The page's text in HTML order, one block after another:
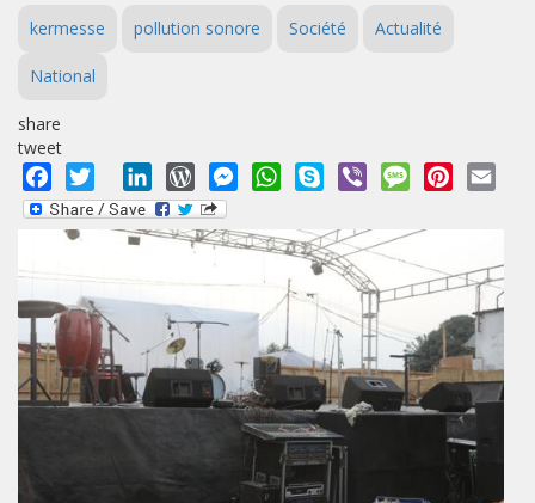
kermesse pollution sonore Société Actualité
National
share
tweet
Facebook
Twitter LinkedInWordPressMessengerWhatsApp
Skype Viber MessagePinterest